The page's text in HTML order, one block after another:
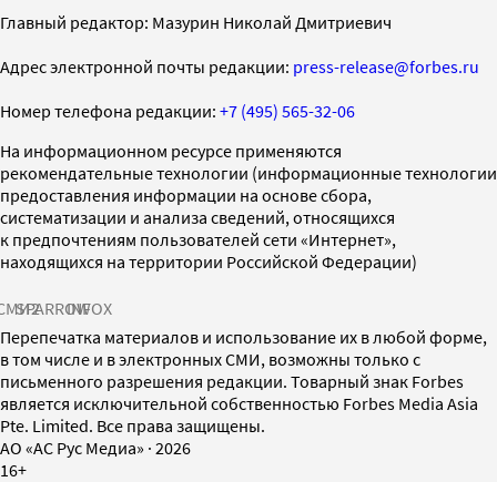
Главный редактор: Мазурин Николай Дмитриевич
Адрес электронной почты редакции: press-release@forbes.ru
Номер телефона редакции: +7 (495) 565-32-06
На информационном ресурсе применяются
рекомендательные технологии (информационные технологии
предоставления информации на основе сбора,
систематизации и анализа сведений, относящихся
к предпочтениям пользователей сети «Интернет»,
находящихся на территории Российской Федерации)
SPARROWINFOX
Перепечатка материалов и использование их в любой форме,
в том числе и в электронных СМИ, возможны только с
письменного разрешения редакции. Товарный знак Forbes
является исключительной собственностью Forbes Media Asia
Pte. Limited. Все права защищены.
AO «АС Рус Медиа» · 2026
16+